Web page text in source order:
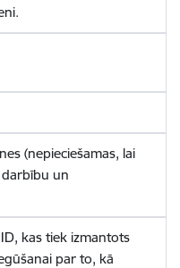
(nepieciešamas, lai
un
kas tiek izmantots
par to, kā